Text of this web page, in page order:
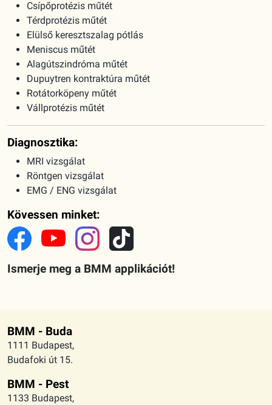
Csípőprotézis műtét
Térdprotézis műtét
Elülső keresztszalag pótlás
Meniscus műtét
Alagútszindróma műtét
Dupuytren kontraktúra műtét
Rotátorköpeny műtét
Vállprotézis műtét
Diagnosztika:
MRI vizsgálat
Röntgen vizsgálat
EMG / ENG vizsgálat
Kövessen minket:
Ismerje meg a BMM applikációt!
BMM - Buda
1111 Budapest,
Budafoki út 15.
BMM - Pest
1133 Budapest,